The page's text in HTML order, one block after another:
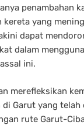
penambahan
kereta yang
dapat
dalam
ini.
merefleksikan
di Garut yang telah
rute Garut-